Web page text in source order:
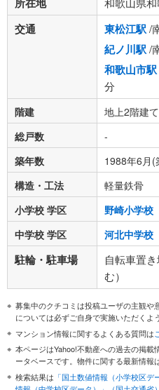
交通 東松江駅/
紀ノ川駅/
和歌山市駅
分
階建
地上2階建て
総戸数
-
築年数
1988年6月(
構造・工法
軽量鉄骨
小学校 学区
野崎小学校
中学校 学区
河北中学校
駐輪・駐車場
自転車置
む）
募集中のクチコミは投稿ユーザの主観
については必ずご自身で実施いただくよ
マンション情報に関するよくある質問は
本ページはYahoo!不動産への過去の掲
ータベースです。物件に関する最新情報
検索結果は 「国土数値情報（小学校区デ